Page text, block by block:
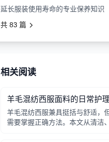
延长服装使用寿命的专业保养知识
共 83 篇
相关阅读
羊毛混纺西服面料的日常护
羊毛混纺西服兼具挺括与舒适，
需要掌握正确方法。本文从清洁